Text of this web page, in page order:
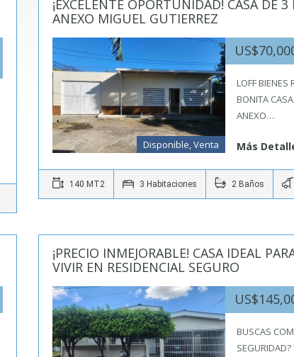
¡EXCELENTE OPORTUNIDAD! CASA DE
ANEXO MIGUEL GUTIERREZ
Disponible, Venta
LOFF BIENES
BONITA
ANEXO…
Más
140 MT2 3 Habitaciones 2 Baños
¡PRECIO INMEJORABLE! CASA IDEAL
VIVIR EN RESIDENCIAL SEGURO
BUSCAS